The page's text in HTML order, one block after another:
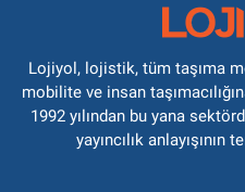
Lojiyol, lojistik, tüm taşıma
mobilite ve insan
1992 yılından bu yana
yayıncılık